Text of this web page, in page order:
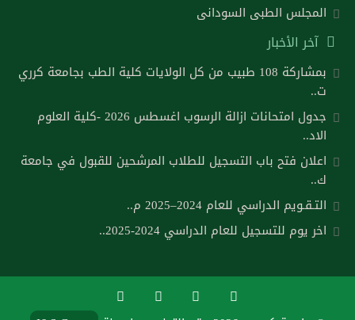
المجلس الطبى السودانى
آخر الأخبار
بمشاركة 108 طبيب من كل الولايات كلية الطب بجامعة كرري
ت..
جدول امتحانات ازالة الرسوب اغسطس 2026 -كلية العلوم
الاد..
اعلان فتح باب التسجيل للطلاب المرشحين للقبول في جامعة
ك..
التـقـويم الدراسي للعام 2024–2025 م..
اخر يوم للتسجيل للعام الدراسي 2024-2025..